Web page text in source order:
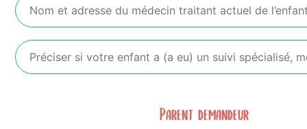
Parent demandeur